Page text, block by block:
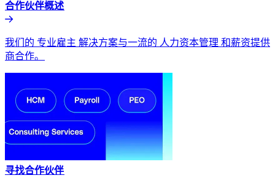
合作伙伴概述​​
我们的 专业雇主 解决方案与一流的 人力资本管理 和薪资提供
商合作。​​
寻找合作伙伴​​